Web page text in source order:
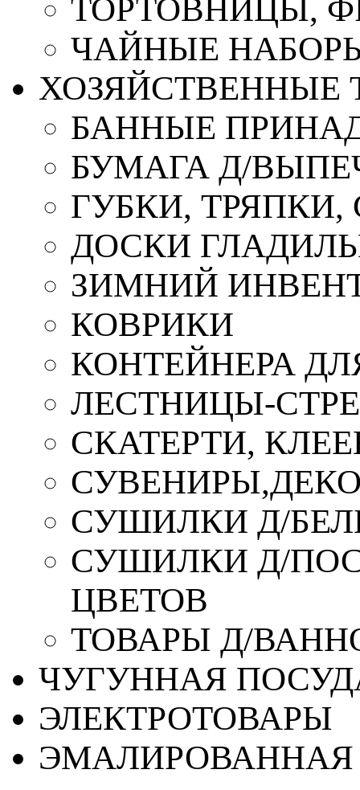
ТОРТОВНИЦЫ,
ЧАЙНЫЕ
ХОЗЯЙСТВЕННЫЕ
БАННЫЕ
БУМАГА Д/
ГУБКИ,
ДОСКИ
ЗИМНИЙ
КОВРИКИ
КОНТЕЙНЕРА
ЛЕСТНИЦЫ-
СКАТЕРТИ,
СУШИЛКИ Д/
СУШИЛКИ Д/
ЦВЕТОВ
ТОВАРЫ Д/
ЧУГУННАЯ
ЭЛЕКТРОТОВАРЫ
ЭМАЛИРОВАННАЯ